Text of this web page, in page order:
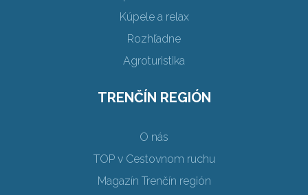
Kúpele a relax
Rozhľadne
Agroturistika
TRENČÍN REGIÓN
O nás
TOP v Cestovnom ruchu
Magazín Trenčín región